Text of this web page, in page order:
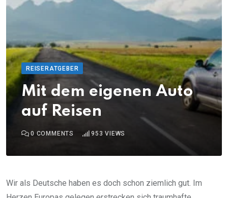
REISERATGEBER
Mit dem eigenen Auto
auf Reisen
0 COMMENTS 953 VIEWS
Wir als Deutsche haben es doch schon ziemlich gut. Im